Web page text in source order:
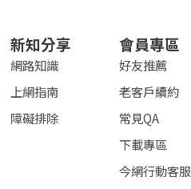
新知分享
網路知識
上網指南
障礙排除
會員專區
好友推薦
老客戶續約
常見QA
下載專區
今網行動客服